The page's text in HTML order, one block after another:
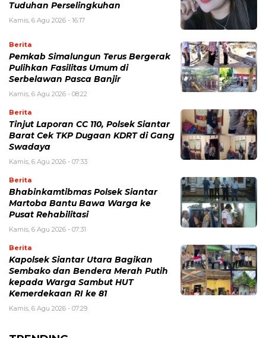
Tuduhan Perselingkuhan
Kamis, 6 Agu 2026 - 16:17
Berita
Pemkab Simalungun Terus Bergerak
Pulihkan Fasilitas Umum di
Serbelawan Pasca Banjir
Kamis, 6 Agu 2026 - 08:22
Berita
Tinjut Laporan CC 110, Polsek Siantar
Barat Cek TKP Dugaan KDRT di Gang
Swadaya
Kamis, 6 Agu 2026 - 07:33
Berita
Bhabinkamtibmas Polsek Siantar
Martoba Bantu Bawa Warga ke
Pusat Rehabilitasi
Kamis, 6 Agu 2026 - 07:31
Berita
Kapolsek Siantar Utara Bagikan
Sembako dan Bendera Merah Putih
kepada Warga Sambut HUT
Kemerdekaan RI ke 81
Kamis, 6 Agu 2026 - 07:29